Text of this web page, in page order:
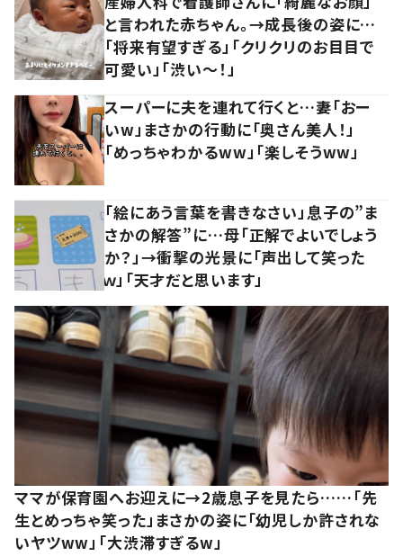
と言われた赤ちゃん。→成長後の姿に…
「将来有望すぎる」「クリクリのお目目で
可愛い」「渋い～！」
スーパーに夫を連れて行くと…妻「おー
いw」まさかの行動に「奥さん美人！」
「めっちゃわかるww」「楽しそうww」
「絵にあう言葉を書きなさい」息子の”ま
さかの解答”に…母「正解でよいでしょう
か？」→衝撃の光景に「声出して笑った
ｗ」「天才だと思います」
ママが保育園へお迎えに→2歳息子を見たら……「先
生とめっちゃ笑った」まさかの姿に「幼児しか許されな
いヤツww」「大渋滞すぎるw」